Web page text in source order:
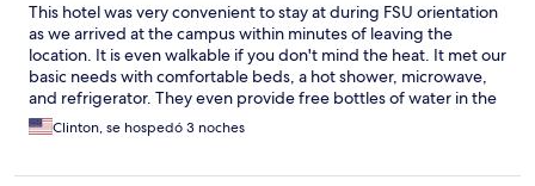
This hotel was very convenient to stay at during FSU orientation
as we arrived at the campus within minutes of leaving the
location. It is even walkable if you don't mind the heat. It met our
basic needs with comfortable beds, a hot shower, microwave,
and refrigerator. They even provide free bottles of water in the
room. However, the decor could definitely use some updating
and the corners in the bathroom floor could use some attention.
Clinton, se hospedó 3 noches